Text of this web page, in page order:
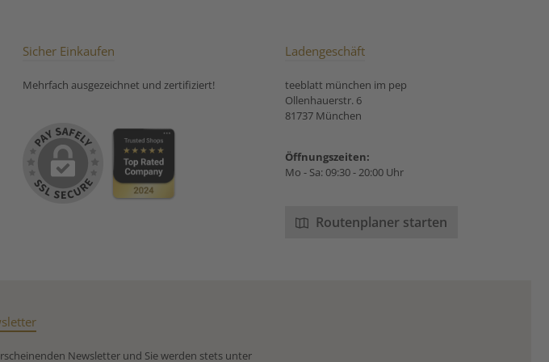
Sicher Einkaufen
Mehrfach ausgezeichnet und zertifiziert!
Ladengeschäft
teeblatt münchen im pep
Ollenhauerstr. 6
81737 München
Öffnungszeiten:
Mo - Sa: 09:30 - 20:00 Uhr
Routenplaner starten
Newsletter und Sie werden stets unter